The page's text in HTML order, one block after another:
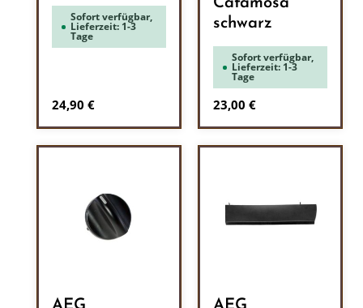
Sofort verfügbar,
Lieferzeit: 1-3
Tage
Regulärer Preis:
24,90 €
Cafamosa
schwarz
Sofort verfügbar,
Lieferzeit: 1-3
Tage
Regulärer Preis:
23,00 €